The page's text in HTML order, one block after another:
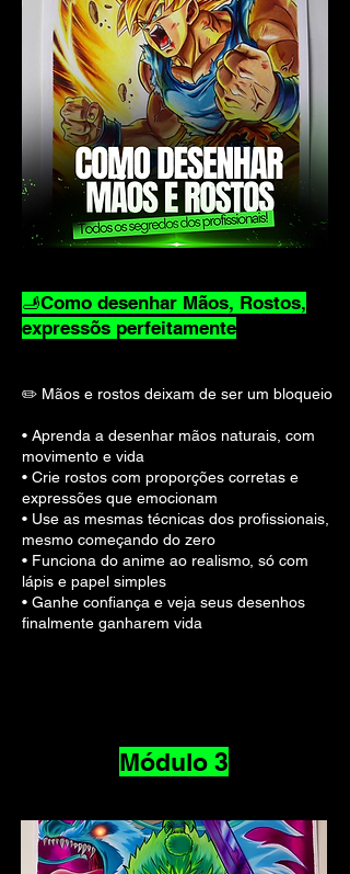
🫸Como desenhar Mãos, Rostos,
expressõs perfeitamente
✏️ Mãos e rostos deixam de ser um bloqueio
• Aprenda a desenhar mãos naturais, com
movimento e vida
• Crie rostos com proporções corretas e
expressões que emocionam
• Use as mesmas técnicas dos profissionais,
mesmo começando do zero
• Funciona do anime ao realismo, só com
lápis e papel simples
• Ganhe confiança e veja seus desenhos
finalmente ganharem vida
Módulo 3